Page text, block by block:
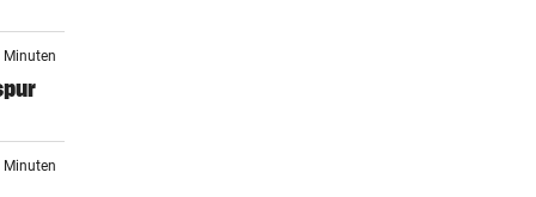
Minuten
Minuten